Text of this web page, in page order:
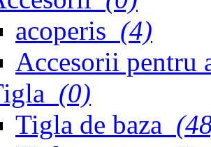
acoperis (4)
Accesorii
(0)
Tigla de baza